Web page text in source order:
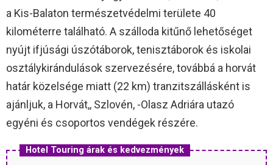
a Kis-Balaton természetvédelmi területe 40
kilométerre található. A szálloda kitűnő lehetőséget
nyújt ifjúsági úszótáborok, tenisztáborok és iskolai
osztálykirándulások szervezésére, továbbá a horvát
határ közelsége miatt (22 km) tranzitszállásként is
ajánljuk, a Horvát,, Szlovén, -Olasz Adriára utazó
egyéni és csoportos vendégek részére.
Hotel Touring árak és kedvezmények